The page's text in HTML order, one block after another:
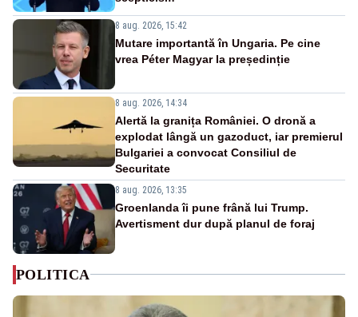
8 aug. 2026, 15:42
Mutare importantă în Ungaria. Pe cine
vrea Péter Magyar la președinție
8 aug. 2026, 14:34
Alertă la granița României. O dronă a
explodat lângă un gazoduct, iar premierul
Bulgariei a convocat Consiliul de
Securitate
8 aug. 2026, 13:35
Groenlanda îi pune frână lui Trump.
Avertisment dur după planul de foraj
POLITICA